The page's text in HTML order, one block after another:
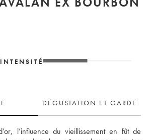
INTENSITÉ
DÉGUSTATION ET GARDE
l’influence du vieillissement en fût de